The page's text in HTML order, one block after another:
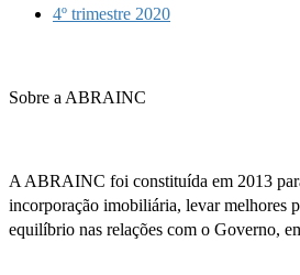
4º trimestre 2020
Sobre a ABRAINC
A ABRAINC foi constituída em 2013
incorporação imobiliária, levar melhores
equilíbrio nas relações com o Governo,